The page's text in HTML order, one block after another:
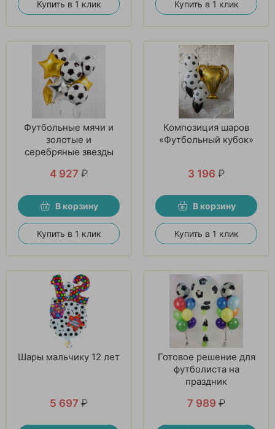
Купить в 1 клик Купить в 1 клик
Футбольные мячи и
золотые и
серебряные звезды
4 927 ₽
В корзину
Купить в 1 клик
Композиция шаров
«Футбольный кубок»
3 196 ₽
В корзину
Купить в 1 клик
Шары мальчику 12 лет
5 697 ₽
Готовое решение для
футболиста на
праздник
7 989 ₽